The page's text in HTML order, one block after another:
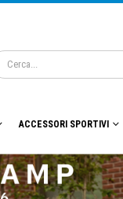
ACCESSORI SPORTIVI